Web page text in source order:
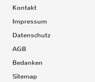
Kontakt
Impressum
Datenschutz
AGB
Bedanken
Sitemap